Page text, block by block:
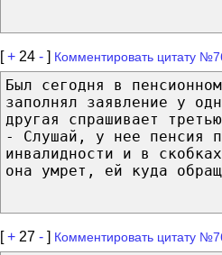
[+ 24 - ] Комментировать цитату
Был сегодня в
заполнял заявление у
другая спрашивает
- Слушай, у нее пенсия
инвалидности и в
она умрет, ей куда
[+ 27 - ] Комментировать цитату